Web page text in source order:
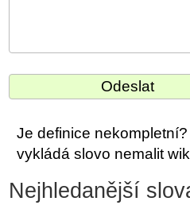
Je definice
vykládá slovo nemalit
Nejhledanější